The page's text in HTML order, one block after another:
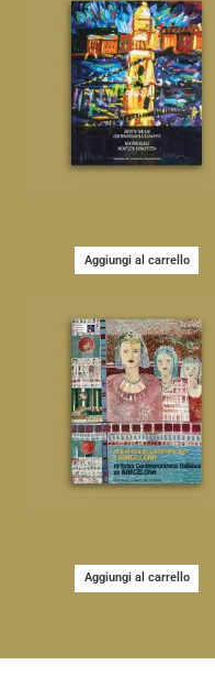
Aggiungi al carrello
Aggiungi al carrello